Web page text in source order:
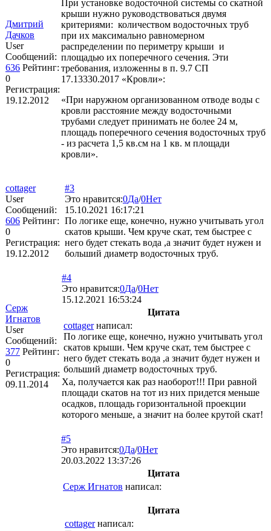
Дмитрий
Дачков
User
Сообщений:
636 Рейтинг:
0
Регистрация:
19.12.2012
При установке водосточной системы со скатной
крыши нужно руководствоваться двумя
критериями: количеством водосточных труб
при их максимально равномерном
распределении по периметру крыши и
площадью их поперечного сечения. Эти
требования, изложенны в п. 9.7 СП
17.13330.2017 «Кровли»:
«При наружном организованном отводе воды с
кровли расстояние между водосточными
трубами следует принимать не более 24 м,
площадь поперечного сечения водосточных труб
- из расчета 1,5 кв.см на 1 кв. м площади
кровли».
cottager
User
Сообщений:
606 Рейтинг:
0
Регистрация:
19.12.2012
#3
Это нравится:0Да/0Нет
15.10.2021 16:17:21
По логике еще, конечно, нужно учитывать угол
скатов крыши. Чем круче скат, тем быстрее с
него будет стекать вода ,а значит будет нужен и
больший диаметр водосточных труб.
Серж
Игнатов
User
Сообщений:
377 Рейтинг:
0
Регистрация:
09.11.2014
#4
Это нравится:0Да/0Нет
15.12.2021 16:53:24
Цитата
cottagerнаписал:
По логике еще, конечно, нужно учитывать угол
скатов крыши. Чем круче скат, тем быстрее с
него будет стекать вода ,а значит будет нужен и
больший диаметр водосточных труб.
Ха, получается как раз наоборот!!! При равной
площади скатов на тот из них придется меньше
осадков, площадь горизонтальной проекции
которого меньше, а значит на более крутой скат!
#5
Это нравится:0Да/0Нет
20.03.2022 13:37:26
Цитата
Серж Игнатов написал:
Цитата
cottagerнаписал: